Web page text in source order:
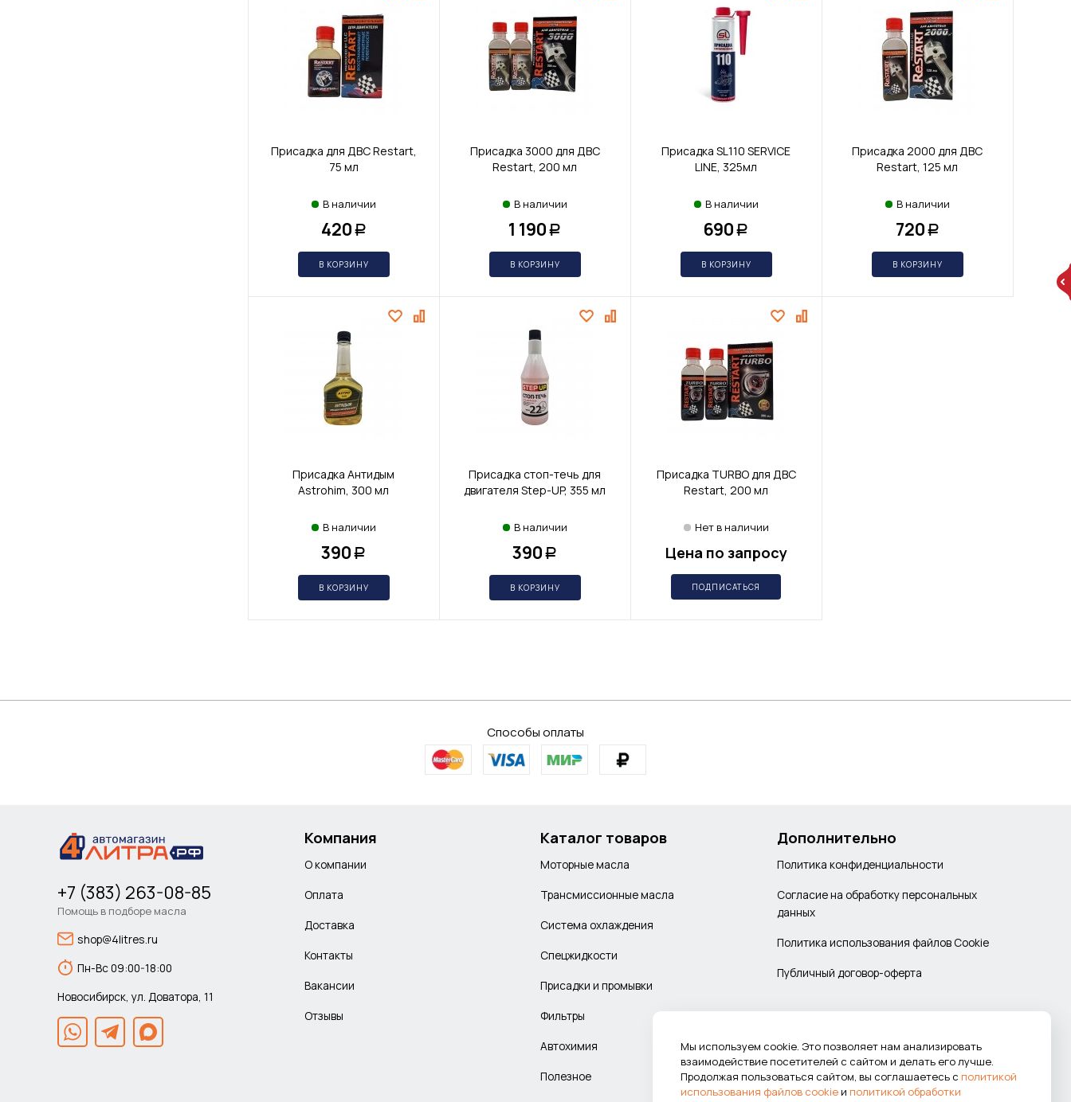
Присадка для ДВС Restart,
75 мл
В наличии
420 Р
В КОРЗИНУ
Присадка 3000 для ДВС
Restart, 200 мл
В наличии
1 190 Р
В КОРЗИНУ
Присадка SL110 SERVICE
LINE, 325мл
В наличии
690 Р
В КОРЗИНУ
Присадка 2000 для ДВС
Restart, 125 мл
В наличии
720 Р
В КОРЗИНУ
Присадка Антидым
Astrohim, 300 мл
В наличии
390 Р
В КОРЗИНУ
Присадка стоп-течь для
двигателя Step-UP, 355 мл
В наличии
390 Р
В КОРЗИНУ
Присадка TURBO для ДВС
Restart, 200 мл
Нет в наличии
Цена по запросу
ПОДПИСАТЬСЯ
Способы оплаты
+7 (383) 263-08-85
Помощь в подборе масла
shop@4litres.ru
Пн-Вс 09:00-18:00
Новосибирск, ул. Доватора, 11
Компания
О компании
Оплата
Доставка
Контакты
Вакансии
Отзывы
Каталог товаров
Моторные масла
Трансмиссионные масла
Система охлаждения
Спецжидкости
Присадки и промывки
Фильтры
Автохимия
Полезное
Дополнительно
Политика конфиденциальности
Согласие на обработку персональных
данных
Политика использования файлов Cookie
Публичный договор-оферта
Мы используем cookie. Это позволяет нам анализировать
взаимодействие посетителей с сайтом и делать его лучше.
Продолжая пользоваться сайтом, вы соглашаетесь с политикой
использования файлов cookieи политикой обработки